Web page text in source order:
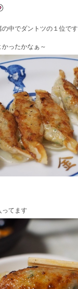
中でダントツの１位です
ったかなぁ～
ってます